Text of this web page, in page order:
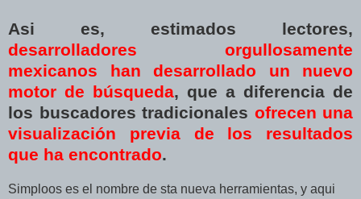
Asi es, estimados lectores,
desarrolladores orgullosamente
mexicanos han desarrollado un nuevo
motor de búsqueda, que a diferencia de
los buscadores tradicionales ofrecen una
visualización previa de los resultados
que ha encontrado.
Simploos es el nombre de sta nueva herramientas, y aqui